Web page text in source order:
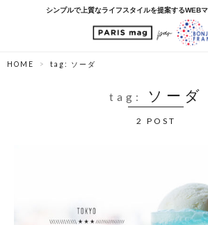
シンプルで上質なライフスタイルを提案するWEB
HOME tag: ソーダ
tag: ソーダ
2 POST